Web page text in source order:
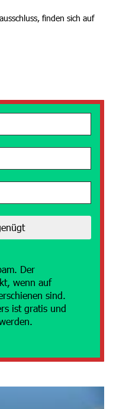
finden sich auf
Der
wenn auf
sind.
ist gratis und